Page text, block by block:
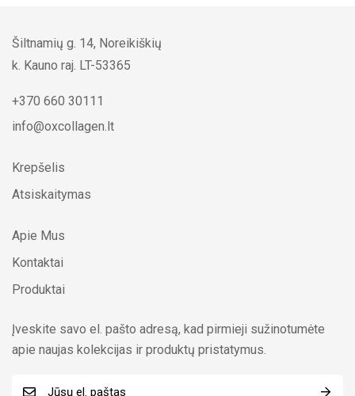
Šiltnamių g. 14, Noreikiškių
k. Kauno raj. LT-53365
+370 660 30111
info@oxcollagen.lt
Krepšelis
Atsiskaitymas
Apie Mus
Kontaktai
Produktai
Įveskite savo el. pašto adresą, kad pirmieji sužinotumėte
apie naujas kolekcijas ir produktų pristatymus.